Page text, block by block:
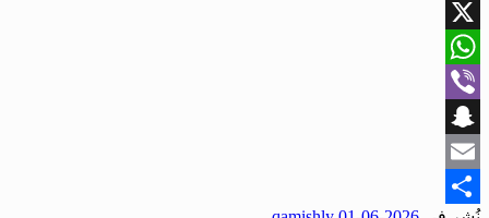
Facebook
X
WhatsApp
Viber
Snapchat
Email